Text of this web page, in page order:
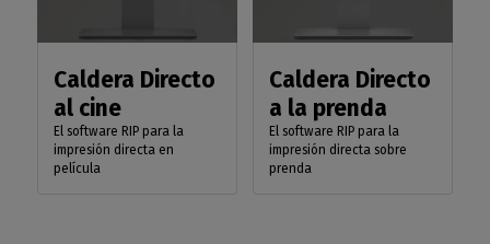
Caldera Directo
al cine
El software RIP para la
impresión directa en
película
Caldera Directo
a la prenda
El software RIP para la
impresión directa sobre
prenda